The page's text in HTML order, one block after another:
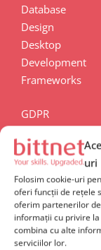
uri
Folosim cookie-uri
oferi funcții de rețele
oferim partenerilor
informații cu privire
combina cu alte
serviciilor lor.
Database
Design
Desktop
Development
Frameworks
GDPR
ITIL &
Machine
Operating
Routing &
Security
Service Provider
Wireless &